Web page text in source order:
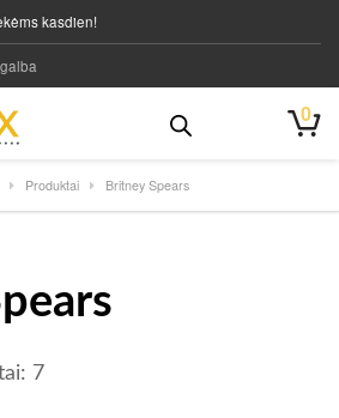
kasdien!
0
Produktai Britney Spears
7Rūšiuojama pagal naujausią